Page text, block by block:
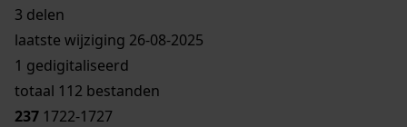
3 delen
laatste wijziging 26-08-2025
1 gedigitaliseerd
totaal 112 bestanden
237 1722-1727